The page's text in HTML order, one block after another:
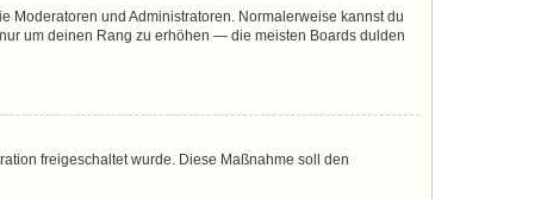
Moderatoren und Administratoren. Normalerweise kannst du
um deinen Rang zu erhöhen — die meisten Boards dulden
freigeschaltet wurde. Diese Maßnahme soll den